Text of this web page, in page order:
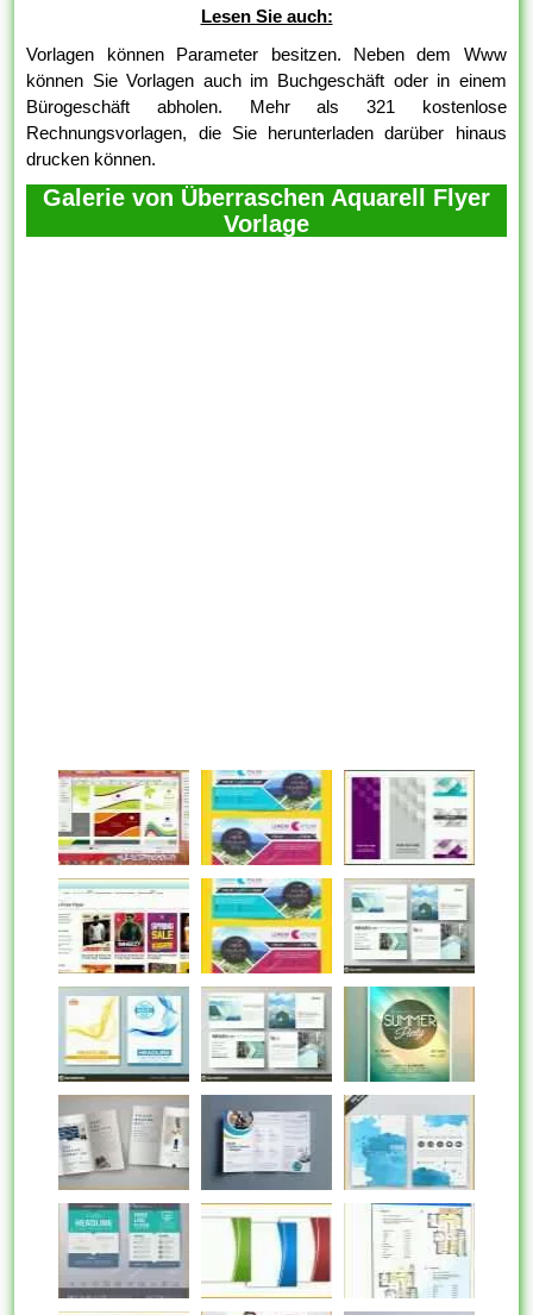
Lesen Sie auch:
Vorlagen können Parameter besitzen. Neben dem Www
können Sie Vorlagen auch im Buchgeschäft oder in einem
Bürogeschäft abholen. Mehr als 321 kostenlose
Rechnungsvorlagen, die Sie herunterladen darüber hinaus
drucken können.
Galerie von Überraschen Aquarell Flyer
Vorlage